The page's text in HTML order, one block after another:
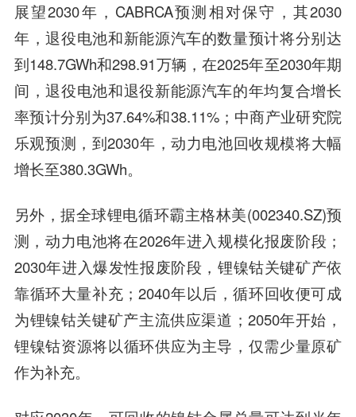
展望2030年，CABRCA预测相对保守，其2030
年，退役电池和新能源汽车的数量预计将分别达
到148.7GWh和298.91万辆，在2025年至2030年期
间，退役电池和退役新能源汽车的年均复合增长
率预计分别为37.64%和38.11%；中商产业研究院
乐观预测，到2030年，动力电池回收规模将大幅
增长至380.3GWh。
另外，据全球锂电循环霸主格林美(002340.SZ)预
测，动力电池将在2026年进入规模化报废阶段；
2030年进入爆发性报废阶段，锂镍钴关键矿产依
靠循环大量补充；2040年以后，循环回收便可成
为锂镍钴关键矿产主流供应渠道；2050年开始，
锂镍钴资源将以循环供应为主导，仅需少量原矿
作为补充。